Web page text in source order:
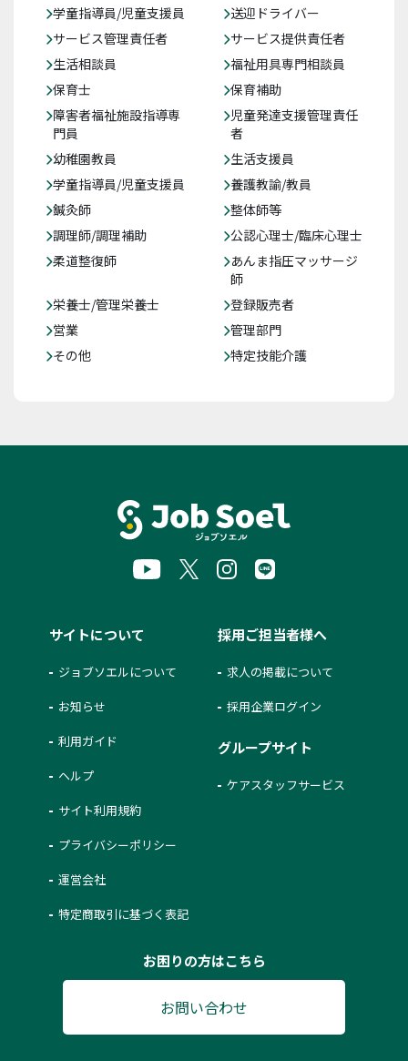
学童指導員/児童支援員
送迎ドライバー
サービス管理責任者
サービス提供責任者
生活相談員
福祉用具専門相談員
保育士
保育補助
障害者福祉施設指導専
門員
児童発達支援管理責任
者
幼稚園教員
生活支援員
学童指導員/児童支援員
養護教諭/教員
鍼灸師
整体師等
調理師/調理補助
公認心理士/臨床心理士
柔道整復師
あんま指圧マッサージ
師
栄養士/管理栄養士
登録販売者
営業
管理部門
その他
特定技能介護
サイトについて
ジョブソエルについて
お知らせ
利用ガイド
ヘルプ
サイト利用規約
プライバシーポリシー
運営会社
特定商取引に基づく表記
採用ご担当者様へ
求人の掲載について
採用企業ログイン
グループサイト
ケアスタッフサービス
お困りの方はこちら
お問い合わせ